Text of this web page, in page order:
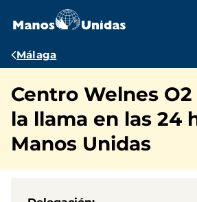
contenido
Ruta
navegación
Málaga
Centro Welnes
la llama en las 24
Manos Unidas